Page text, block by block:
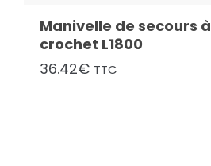
Manivelle de secours à
crochet L1800
36.42€ TTC